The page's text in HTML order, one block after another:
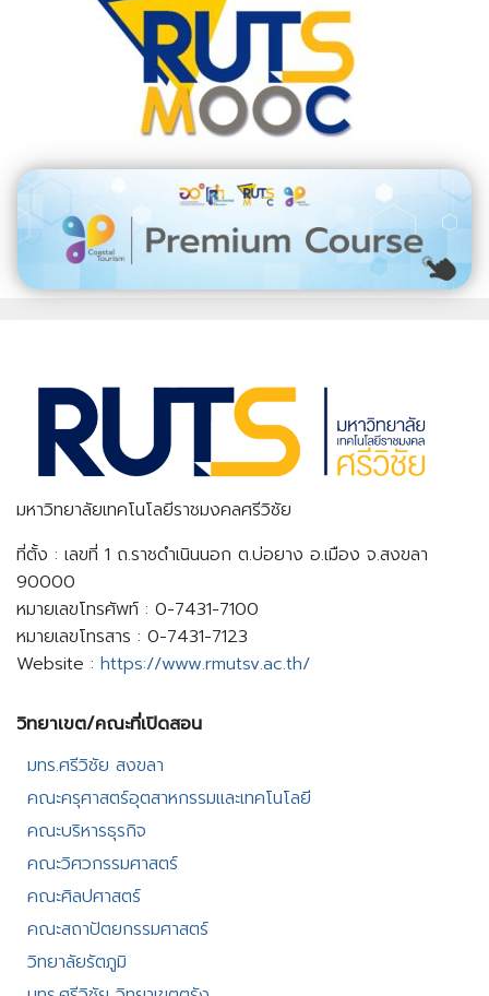
มหาวิทยาลัยเทคโนโลยีราชมงคลศรีวิชัย
ที่ตั้ง : เลขที่ 1 ถ.ราชดำเนินนอก ต.บ่อยาง อ.เมือง จ.สงขลา
90000
หมายเลขโทรศัพท์ : 0-7431-7100
หมายเลขโทรสาร : 0-7431-7123
Website : https://www.rmutsv.ac.th/
วิทยาเขต/คณะที่เปิดสอน​
มทร.ศรีวิชัย สงขลา​
คณะครุศาสตร์อุตสาหกรรมและเทคโนโลยี​
คณะบริหารธุรกิจ​
คณะวิศวกรรมศาสตร์​
คณะศิลปศาสตร์​
คณะสถาปัตยกรรมศาสตร์
วิทยาลัยรัตภูมิ​